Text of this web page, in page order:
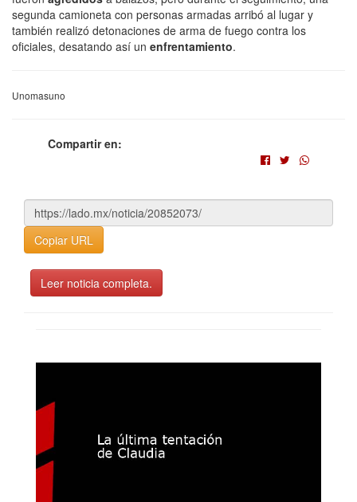
segunda camioneta con personas armadas arribó al lugar y
también realizó detonaciones de arma de fuego contra los
oficiales, desatando así un enfrentamiento.
Unomasuno
Compartir en:
Copiar URL
Leer noticia completa.